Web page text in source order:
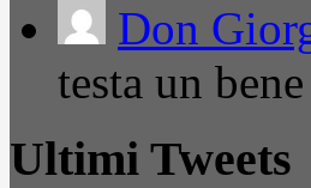
Don
testa un
Ultimi Tweets